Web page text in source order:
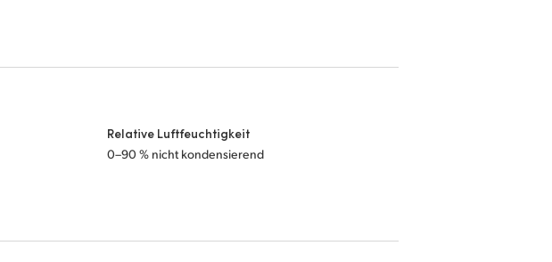
Relative Luftfeuchtigkeit
0–90 % nicht kondensierend